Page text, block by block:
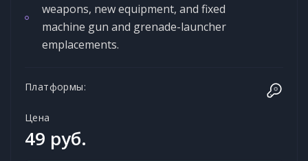
weapons, new equipment, and fixed
machine gun and grenade-launcher
emplacements.
Платформы:
Цена
49 руб.